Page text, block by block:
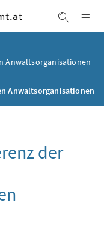
Suche
Anwaltsorganisationen
Anwaltsorganisationen
der